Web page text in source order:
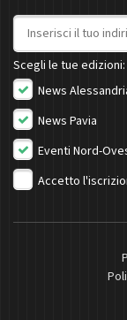
Indirizzo email
Scegli le tue edizioni:
News
News Pavia
Eventi Nord-
Accetto